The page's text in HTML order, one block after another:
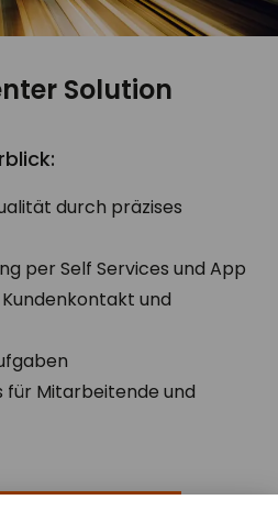
Solution
durch präzises
per Self Services und App
und
für Mitarbeitende und